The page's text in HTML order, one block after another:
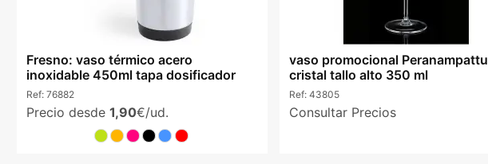
Fresno: vaso térmico acero
inoxidable 450ml tapa dosificador
Ref: 76882
Precio desde 1,90€/ud.
vaso promocional Peranampattu
cristal tallo alto 350 ml
Ref:43805
Consultar Precios